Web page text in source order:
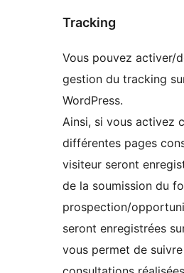
Tracking
Vous pouvez activer/
gestion du tracking
WordPress.
Ainsi, si vous activez
différentes pages
visiteur seront
de la soumission du
prospection/
seront enregistrées
vous permet de